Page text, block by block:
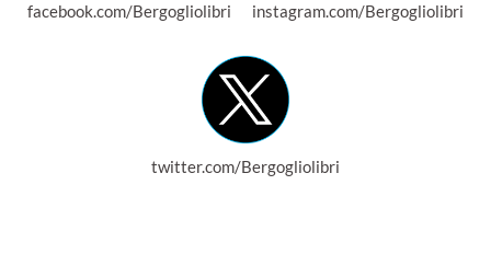
facebook.com/Bergogliolibri instagram.com/Bergogliolibri
twitter.com/Bergogliolibri